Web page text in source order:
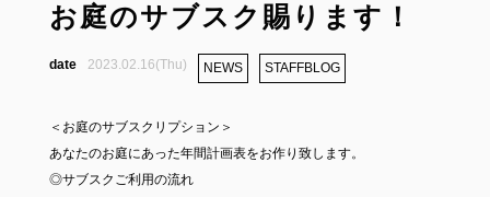
お庭のサブスク賜ります！
2023.02.16(Thu) NEWS STAFFBLOG
＜お庭のサブスクリプション＞
あなたのお庭にあった年間計画表をお作り致します。
◎サブスクご利用の流れ